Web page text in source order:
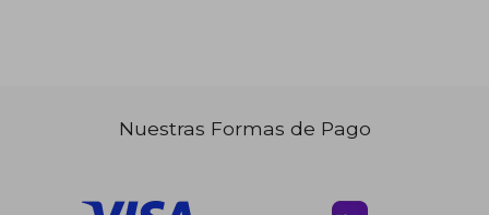
$ 55.86 40%
Nuestras Formas de Pago